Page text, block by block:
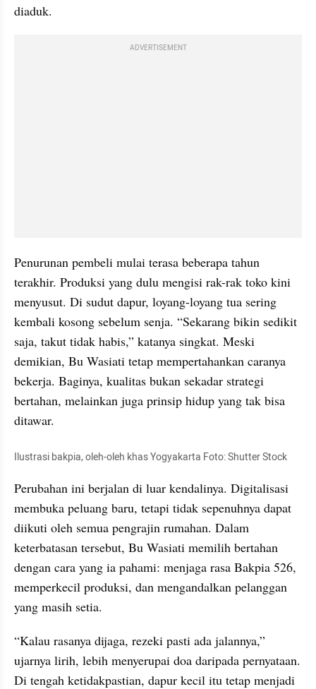
diaduk.
ADVERTISEMENT
Penurunan pembeli mulai terasa beberapa tahun
terakhir. Produksi yang dulu mengisi rak-rak toko kini
menyusut. Di sudut dapur, loyang-loyang tua sering
kembali kosong sebelum senja. “Sekarang bikin sedikit
saja, takut tidak habis,” katanya singkat. Meski
demikian, Bu Wasiati tetap mempertahankan caranya
bekerja. Baginya, kualitas bukan sekadar strategi
bertahan, melainkan juga prinsip hidup yang tak bisa
ditawar.
Ilustrasi bakpia, oleh-oleh khas Yogyakarta Foto: Shutter Stock
Perubahan ini berjalan di luar kendalinya. Digitalisasi
membuka peluang baru, tetapi tidak sepenuhnya dapat
diikuti oleh semua pengrajin rumahan. Dalam
keterbatasan tersebut, Bu Wasiati memilih bertahan
dengan cara yang ia pahami: menjaga rasa Bakpia 526,
memperkecil produksi, dan mengandalkan pelanggan
yang masih setia.
“Kalau rasanya dijaga, rezeki pasti ada jalannya,”
ujarnya lirih, lebih menyerupai doa daripada pernyataan.
Di tengah ketidakpastian, dapur kecil itu tetap menjadi